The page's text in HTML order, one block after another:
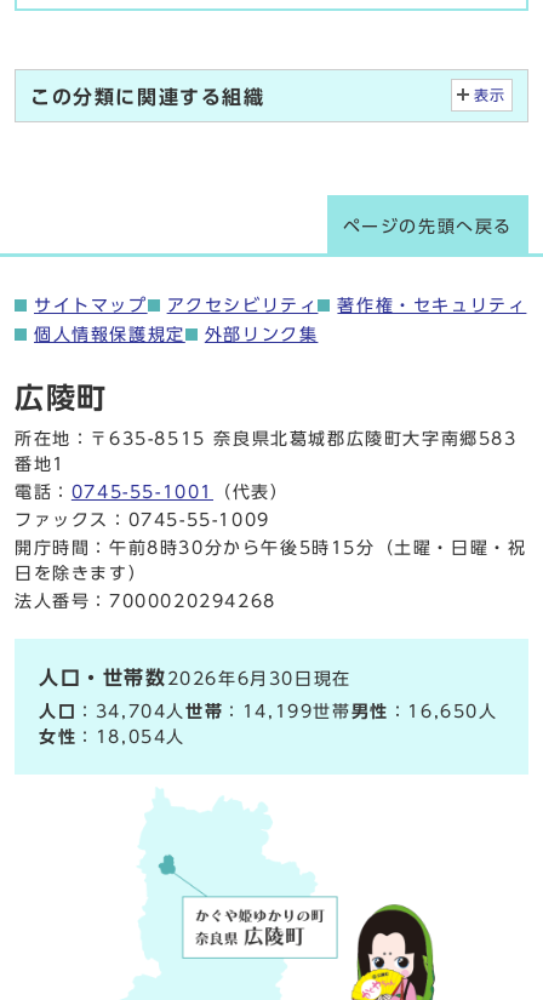
この分類に関連する組織 表示
ページの先頭へ戻る
サイトマップ アクセシビリティ
著作権・セキュリティ
個人情報保護規定
外部リンク集
広陵町
所在地：〒635-8515 奈良県北葛城郡広陵町大字南郷583
番地1
電話： 0745-55-1001
（代表）
ファックス：0745-55-1009
開庁時間：午前8時30分から午後5時15分（土曜・日曜・祝
日を除きます）
法人番号：7000020294268
人口・世帯数 2026年6月30日現在
人口
：34,704人世帯 ：14,199世帯男性 ：16,650人
女性 ：18,054人